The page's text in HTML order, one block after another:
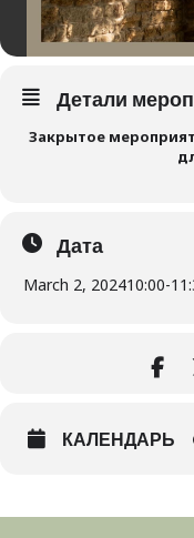
Детали
Закрытое
Дата
March 2, 202410:00-
КАЛЕНДАРЬ